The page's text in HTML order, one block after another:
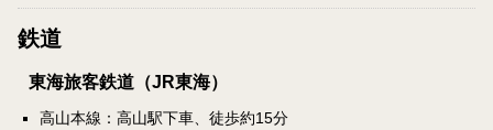
鉄道
東海旅客鉄道（JR東海）
高山本線：高山駅下車、徒歩約15分